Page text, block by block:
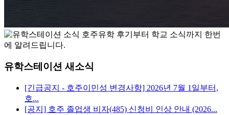
유학스테이션 새소식
[긴급공지 - 호주이민성 변경사항] 2026년 7월 1일부터,
호...
[공지] 호주 졸업생 비자(485) 신청비 인상 안내 (2026...